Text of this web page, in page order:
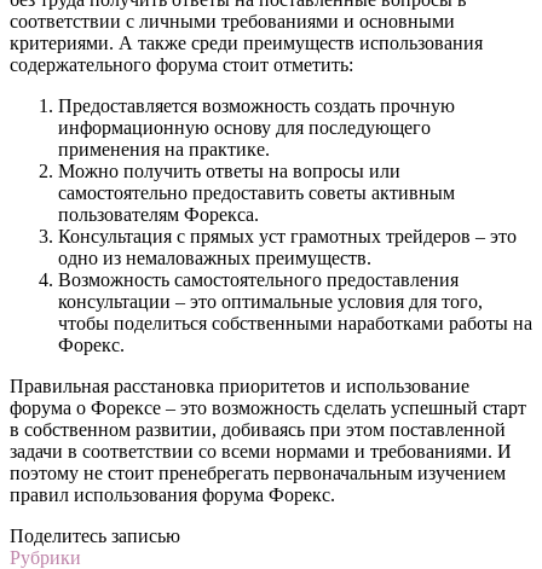
соответствии с личными требованиями и основными
критериями. А также среди преимуществ использования
содержательного форума стоит отметить:
Предоставляется возможность создать прочную
информационную основу для последующего
применения на практике.
Можно получить ответы на вопросы или
самостоятельно предоставить советы активным
пользователям Форекса.
Консультация с прямых уст грамотных трейдеров – это
одно из немаловажных преимуществ.
Возможность самостоятельного предоставления
консультации – это оптимальные условия для того,
чтобы поделиться собственными наработками работы на
Форекс.
Правильная расстановка приоритетов и использование
форума о Форексе – это возможность сделать успешный старт
в собственном развитии, добиваясь при этом поставленной
задачи в соответствии со всеми нормами и требованиями. И
поэтому не стоит пренебрегать первоначальным изучением
правил использования форума Форекс.
Поделитесь записью
Рубрики